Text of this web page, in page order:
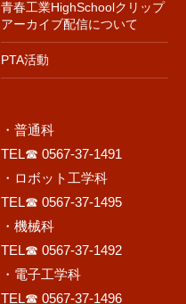
青春工業HighSchoolクリップ
アーカイブ配信について
PTA活動
・普通科
TEL☎ 0567-37-1491
・ロボット工学科
TEL☎ 0567-37-1495
・機械科
TEL☎ 0567-37-1492
・電子工学科
TEL☎ 0567-37-1496